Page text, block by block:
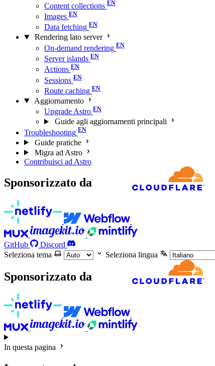
Content collections
Images
Data fetching
Rendering lato server
On-demand rendering
Server islands
Actions
Sessions
Route caching
Aggiornamento
Upgrade Astro
Guide agli aggiornamenti principali
Troubleshooting
Guide pratiche
Migra ad Astro
Contribuisci ad Astro
Sponsorizzato da
GitHub
Discord
Seleziona tema
Seleziona lingua
Sponsorizzato da
In questa pagina